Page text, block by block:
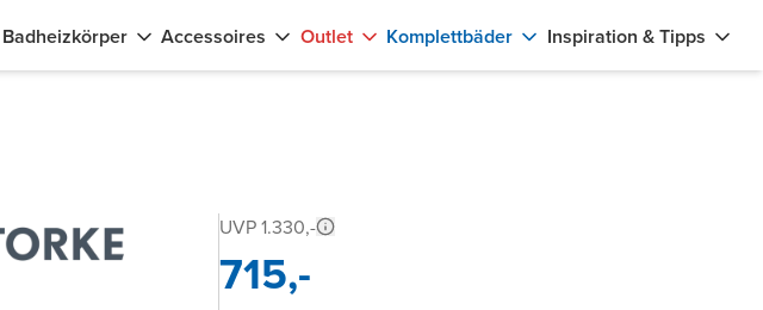
Badheizkörper Accessoires Outlet Komplettbäder Inspiration & Tipps
UVP 1.330,-
715,-